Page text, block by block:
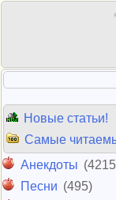
Новые статьи!
Самые
Анекдоты
Песни (495)